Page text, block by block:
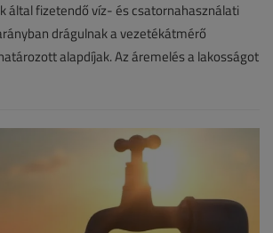
által fizetendő víz- és csatornahasználati
drágulnak a vezetékátmérő
alapdíjak. Az áremelés a lakosságot